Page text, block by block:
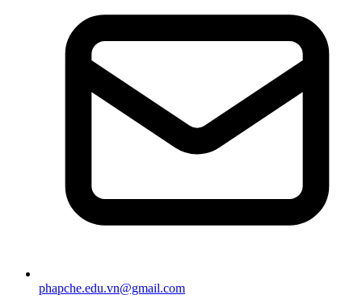
phapche.edu.vn@gmail.com